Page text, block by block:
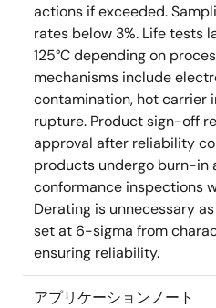
actions if exceeded.
rates below 3%. Life
125°C depending on
mechanisms include
contamination, hot carrier
rupture. Product sign-off
approval after reliability
products undergo burn-in
conformance inspections
Derating is unnecessary
set at 6-sigma from
ensuring reliability.
アプリケーションノート